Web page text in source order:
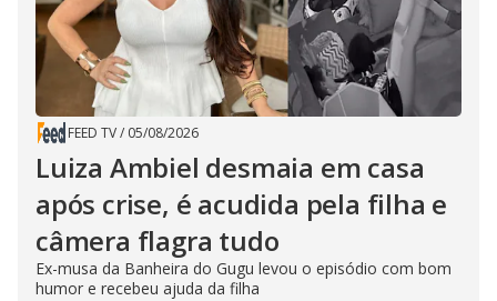
FEED TV/ 05/08/2026
Luiza Ambiel desmaia em casa
após crise, é acudida pela filha e
câmera flagra tudo
Ex-musa da Banheira do Gugu levou o episódio com bom
humor e recebeu ajuda da filha